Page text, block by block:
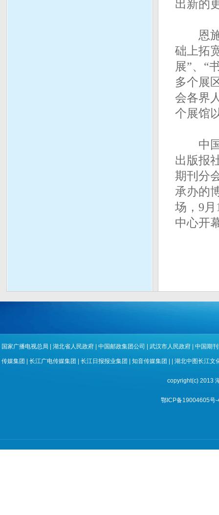
出新的
恩施
础上拓
展”、“
多个展
会各界
个展馆
中国(
出版报
期刊分
承办的
场，9
中心开
国家广播电视总局 湖北省人民政府| 中国邮政集团公司 武汉市人民政府| 中国期
传媒集团 长江广电传媒集团 长江日报报业集团 知音传媒集团 湖北中图长江文
copyright(c) 2013
鄂ICP备19004605号-